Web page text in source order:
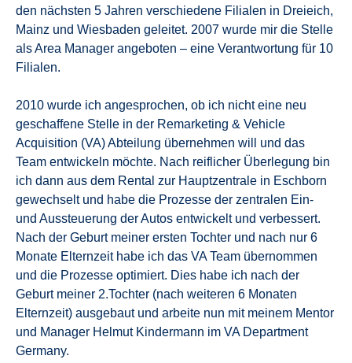
den nächsten 5 Jahren verschiedene Filialen in Dreieich,
Mainz und Wiesbaden geleitet. 2007 wurde mir die Stelle
als Area Manager angeboten – eine Verantwortung für 10
Filialen.
2010 wurde ich angesprochen, ob ich nicht eine neu
geschaffene Stelle in der Remarketing & Vehicle
Acquisition (VA) Abteilung übernehmen will und das
Team entwickeln möchte. Nach reiflicher Überlegung bin
ich dann aus dem Rental zur Hauptzentrale in Eschborn
gewechselt und habe die Prozesse der zentralen Ein-
und Aussteuerung der Autos entwickelt und verbessert.
Nach der Geburt meiner ersten Tochter und nach nur 6
Monate Elternzeit habe ich das VA Team übernommen
und die Prozesse optimiert. Dies habe ich nach der
Geburt meiner 2.Tochter (nach weiteren 6 Monaten
Elternzeit) ausgebaut und arbeite nun mit meinem Mentor
und Manager Helmut Kindermann im VA Department
Germany.